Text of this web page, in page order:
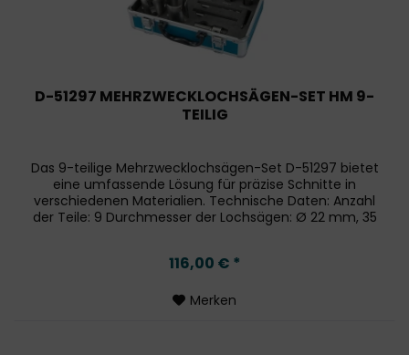
D-51297 MEHRZWECKLOCHSÄGEN-SET HM 9-
TEILIG
Das 9-teilige Mehrzwecklochsägen-Set D-51297 bietet
eine umfassende Lösung für präzise Schnitte in
verschiedenen Materialien. Technische Daten: Anzahl
der Teile: 9 Durchmesser der Lochsägen: Ø 22 mm, 35
116,00 € *
Merken